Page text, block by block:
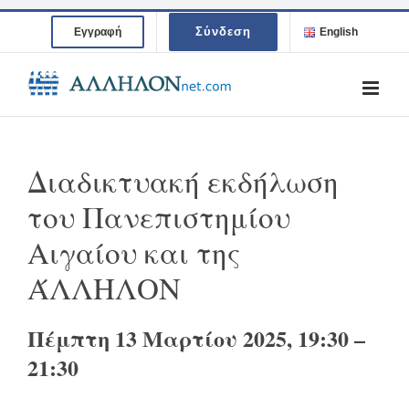
content
Εγγραφή Σύνδεση English
Διαδικτυακή εκδήλωση
του Πανεπιστημίου
Αιγαίου και της
ΆΛΛΗΛΟΝ
Πέμπτη 13 Μαρτίου 2025, 19:30 –
21:30